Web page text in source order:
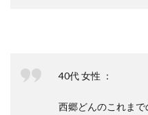
40代 女性 ：
西郷どんのこれまで